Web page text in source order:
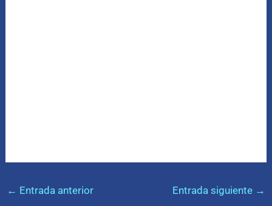
← Entrada anterior Entrada siguiente →